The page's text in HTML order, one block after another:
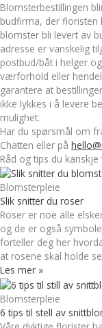
Blomsterbestillingen
budfirma, der floristen
blomster bli levert av
adresse er vanskelig
postbud/båt i helger
værforhold eller
garantere at
ikke lykkes i å levere
mulighet.
Har du spørsmål om
Chatten eller på
Råd og tips du kanskje
Blomsterpleie
Slik snitter du roser
Roser er noe alle
og de er også
forteller deg her
at rosene skal holde
Les mer »
Blomsterpleie
6 tips til stell av